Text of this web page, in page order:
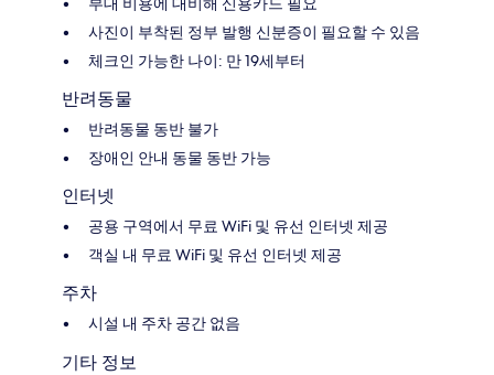
사진이 부착된 정부 발행 신분증이 필요할 수 있음
체크인 가능한 나이: 만 19세부터
반려동물
반려동물 동반 불가
장애인 안내 동물 동반 가능
인터넷
공용 구역에서 무료 WiFi 및 유선 인터넷 제공
객실 내 무료 WiFi 및 유선 인터넷 제공
주차
시설 내 주차 공간 없음
기타 정보